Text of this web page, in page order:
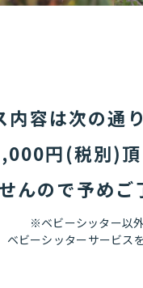
容は次の通り
円(税別)頂
んので予めご
※ベビーシッター以
ベビーシッターサービス